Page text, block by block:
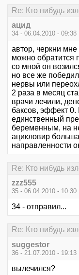
Re: Кто нибудь
ацид
34 - 06.04.2010 - 09:38
автор, черкни
можно обратится
со мной он
но все же
нервы или
2 раза в месяц
врачи лечили,
баксов, эффект
единственный
беременным, на
ацикловир
направленности
Re: Кто нибудь
zzz555
35 - 06.04.2010 - 10:30
34 - отправил...
Re: Кто нибудь
suggestor
36 - 21.07.2010 - 19:13
вылечился?